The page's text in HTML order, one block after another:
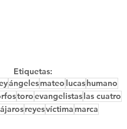
Etiquetas:
ángelesmateo lucashumano
toroevangelistaslas cuatro
reyesvíctima marca